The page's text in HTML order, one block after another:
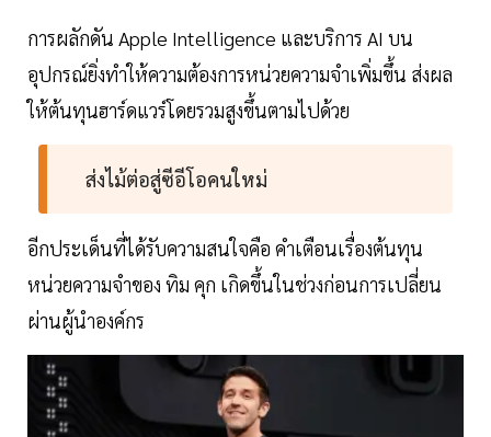
การผลักดัน Apple Intelligence และบริการ AI บน
อุปกรณ์ยิ่งทำให้ความต้องการหน่วยความจำเพิ่มขึ้น ส่งผล
ให้ต้นทุนฮาร์ดแวร์โดยรวมสูงขึ้นตามไปด้วย
ส่งไม้ต่อสู่ซีอีโอคนใหม่
อีกประเด็นที่ได้รับความสนใจคือ คำเตือนเรื่องต้นทุน
หน่วยความจำของ ทิม คุก เกิดขึ้นในช่วงก่อนการเปลี่ยน
ผ่านผู้นำองค์กร